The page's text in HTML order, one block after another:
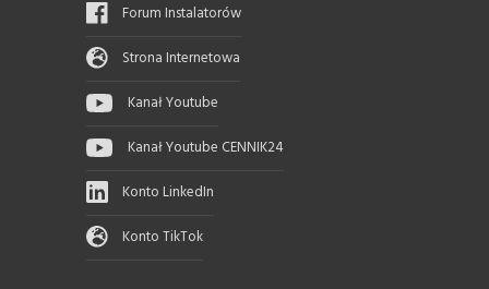
Forum Instalatorów
Strona Internetowa
Kanał Youtube
Kanał Youtube CENNIK24
Konto LinkedIn
Konto TikTok